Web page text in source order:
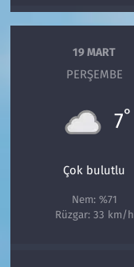
19 MART
PERŞEMBE
7°
Çok bulutlu
Nem: %71
Rüzgar: 33 km/h